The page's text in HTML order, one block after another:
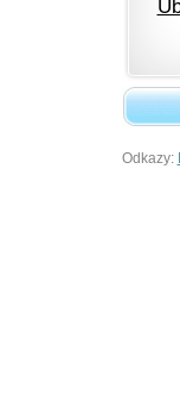
Odkazy: